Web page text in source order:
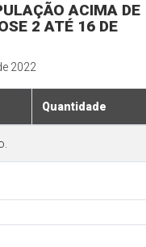
ACIMA DE
2 ATÉ 16 DE
2022
Quantidade